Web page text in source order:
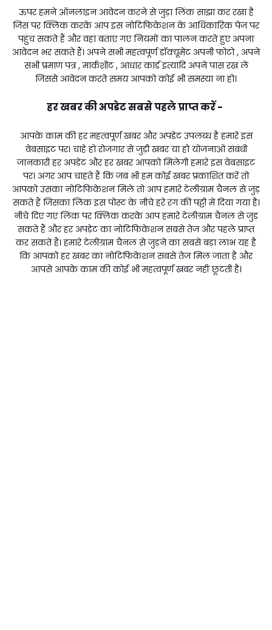
ऊपर हमने ऑनलाइन आवेदन करने से जुड़ा लिंक साझा कर रखा है
जिस पर क्लिक करके आप इस नोटिफिकेशन के आधिकारिक पेज पर
पहुंच सकते हैं और वहां बताए गए नियमों का पालन करते हुए अपना
आवेदन भर सकते हैं। अपने सभी महत्वपूर्ण डॉक्यूमेंट अपनी फोटो , अपने
सभी प्रमाण पत्र , मार्कशीट , आधार कार्ड इत्यादि अपने पास रख लें
जिससे आवेदन करते समय आपको कोई भी समस्या ना हो।
हर खबर की अपडेट सबसे पहले प्राप्त करें -
आपके काम की हर महत्वपूर्ण खबर और अपडेट उपलब्ध है हमारे इस
वेबसाइट पर। चाहे हो रोजगार से जुड़ी खबर या हो योजनाओं संबंधी
जानकारी हर अपडेट और हर खबर आपको मिलेगी हमारे इस वेबसाइट
पर। अगर आप चाहते हैं कि जब भी हम कोई खबर प्रकाशित करें तो
आपको उसका नोटिफिकेशन मिले तो आप हमारे टेलीग्राम चैनल से जुड़
सकते हैं जिसका लिंक इस पोस्ट के नीचे हरे रंग की पट्टी में दिया गया है।
नीचे दिए गए लिंक पर क्लिक करके आप हमारे टेलीग्राम चैनल से जुड़
सकते हैं और हर अपडेट का नोटिफिकेशन सबसे तेज और पहले प्राप्त
कर सकते हैं। हमारे टेलीग्राम चैनल से जुड़ने का सबसे बड़ा लाभ यह है
कि आपको हर खबर का नोटिफिकेशन सबसे तेज मिल जाता है और
आपसे आपके काम की कोई भी महत्वपूर्ण खबर नहीं छूटती है।